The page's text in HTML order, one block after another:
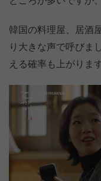
韓国の料理屋、居酒
り大きな声で呼びま
える確率も上がりま